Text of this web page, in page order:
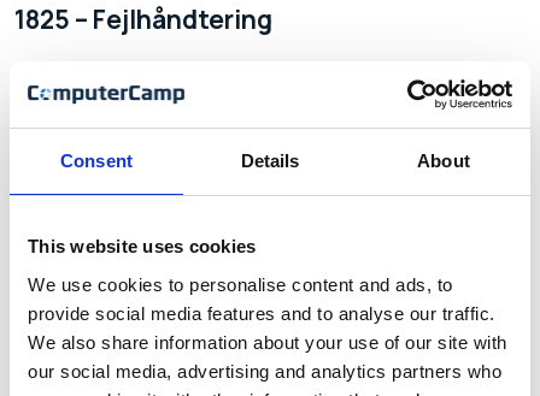
Consent Details About
This website uses cookies
We use cookies to personalise content and ads, to
provide social media features and to analyse our traffic.
We also share information about your use of our site with
our social media, advertising and analytics partners who
1825 – Fejlhåndtering
Vi har tilføjer genvejsknapper til de relevante poster på
fejlmeddelelser der, hvor det er relevant
Det er nu muligt, at auto-afmelde deltagere, som har
ønsket afmelding fra et arrangement.